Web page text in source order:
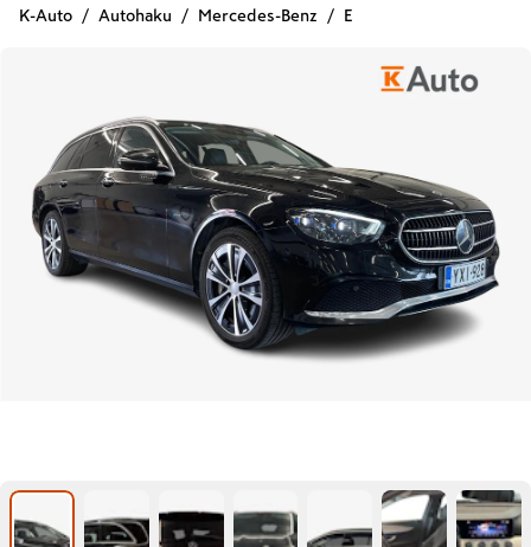
K-Auto Autohaku Mercedes-Benz E